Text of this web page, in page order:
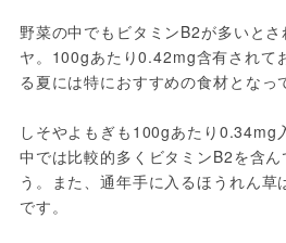
野菜の中でもビタミンB2が多いと
ヤ。100gあたり0.42mg含有されて
る夏には特におすすめの食材となっ
しそやよもぎも100gあたり0.34mg
中では比較的多くビタミンB2を含ん
う。また、通年手に入るほうれん
です。